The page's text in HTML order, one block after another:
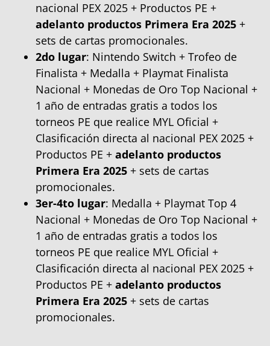
nacional PEX 2025 + Productos PE +
adelanto productos Primera Era 2025 +
sets de cartas promocionales.
2do lugar: Nintendo Switch + Trofeo de
Finalista + Medalla + Playmat Finalista
Nacional + Monedas de Oro Top Nacional +
1 año de entradas gratis a todos los
torneos PE que realice MYL Oficial +
Clasificación directa al nacional PEX 2025 +
Productos PE + adelanto productos
Primera Era 2025 + sets de cartas
promocionales.
3er-4to lugar: Medalla + Playmat Top 4
Nacional + Monedas de Oro Top Nacional +
1 año de entradas gratis a todos los
torneos PE que realice MYL Oficial +
Clasificación directa al nacional PEX 2025 +
Productos PE + adelanto productos
Primera Era 2025 + sets de cartas
promocionales.